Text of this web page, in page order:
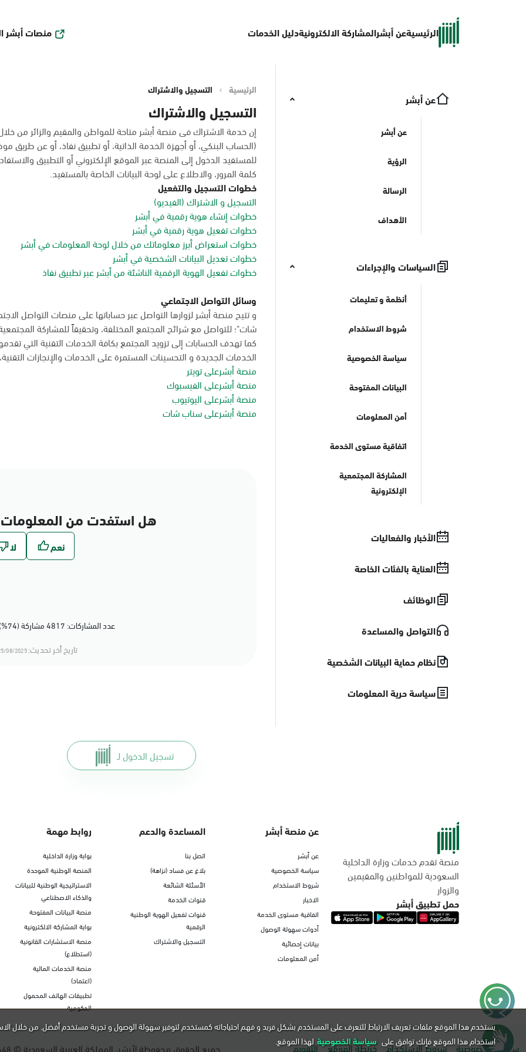
الرئيسيةعن أبشرالمشاركة الالكترونيةدليل الخدمات منصات أبشر
عن أبشر
عن أبشر
الرؤية
الرسالة
الأهداف
السياسات والإجراءات
أنظمة و تعليمات
شروط الاستخدام
سياسة الخصوصية
البيانات المفتوحة
أمن المعلومات
اتفاقية مستوى الخدمة
المشاركة المجتمعية
الإلكترونية
الأخبار والفعاليات
العناية بالفئات الخاصة
الوظائف
التواصل والمساعدة
نظام حماية البيانات الشخصية
سياسة حرية المعلومات
الرئيسية التسجيل والاشتراك
التسجيل والاشتراك
إن خدمة الاشتراك فى منصة أبشر متاحة للمواطن والمقيم والزائر من
(الحساب البنكي، أو أجهزة الخدمة الذاتية، أو تطبيق نفاذ، أو عن طريق
للمستفيد الدخول إلى المنصة عبر الموقع الإلكتروني أو التطبيق
كلمة المرور، والاطلاع على لوحة البيانات الخاصة بالمستفيد.
خطوات التسجيل والتفعيل
التسجيل و الاشتراك (الفيديو)
خطوات إنشاء هوية رقمية في أبشر
خطوات تفعيل هوية رقمية في أبشر
خطوات استعراض أبرز معلوماتك من خلال لوحة المعلومات في أبشر
خطوات تعديل البيانات الشخصية في أبشر
خطوات تفعيل الهوية الرقمية الناشئة من أبشر عبر تطبيق نفاذ
وسائل التواصل الاجتماعي
و تتيح منصة أبشر لزوارها التواصل عبر حساباتها على منصات التواصل
شات"؛ للتواصل مع شرائح المجتمع المختلفة، وتحقيقاً للمشاركة
كما تهدف الحسابات إلى تزويد المجتمع بكافة الخدمات التقنية التي
الخدمات الجديدة و التحسينات المستمرة على الخدمات والإنجازات
منصة أبشرعلى تويتر
منصة أبشرعلى الفيسبوك
منصة أبشرعلى اليوتيوب
منصة أبشرعلى سناب شات
هل استفدت من
عدد المشاركات: 4817 مشاركة (74%) أعجبهم المحتوى
تاريخ أخر تحديث:08/2025 11:08
تسجيل الدخول لـ
منصة تقدم خدمات وزارة الداخلية
السعودية للمواطنين والمقيمين
والزوار
حمل تطبيق أبشر
عن منصة أبشر
عن أبشر
سياسة الخصوصية
شروط الاستخدام
الاخبار
اتفاقية مستوى الخدمة
أدوات سهولة الوصول
بيانات إحصائية
أمن المعلومات
المساعدة والدعم
اتصل بنا
بلاغ عن فساد (نزاهة)
الأسئلة الشائعة
قنوات الخدمة
قنوات تفعيل الهوية الوطنية
الرقمية
التسجيل والاشتراك
روابط مهمة
بوابة وزارة الداخلية
المنصة الوطنية الموحدة
الاستراتيجية الوطنية للبيانات
والذكاء الاصطناعي
منصة البيانات المفتوحة
بوابة المشاركة الالكترونية
منصة الاستشارات القانونية
(استطلاع)
منصة الخدمات المالية
(اعتماد)
تطبيقات الهاتف المحمول
الحكومية
سياسة الخصوصية شروط الاستخدام خريطة الموقع التقويم جميع الحقوق محفوظة لأبشر، المملكة العربية السعودية ©
يستخدم هذا الموقع ملفات تعريف الارتباط للتعرف على المستخدم بشكل فريد و فهم احتياجاته كمستخدم لتوفير سهولة الوصول و تجربة مستخدم أفضل. من خلال
استخدام هذا الموقع فإنك توافق على سياسة الخصوصية لهذا الموقع.